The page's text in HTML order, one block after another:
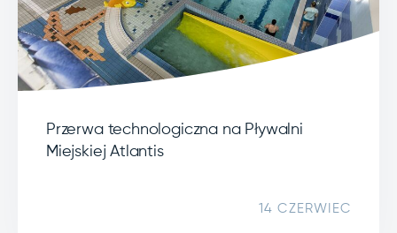
Przerwa technologiczna na Pływalni
Miejskiej Atlantis
14 CZERWIEC